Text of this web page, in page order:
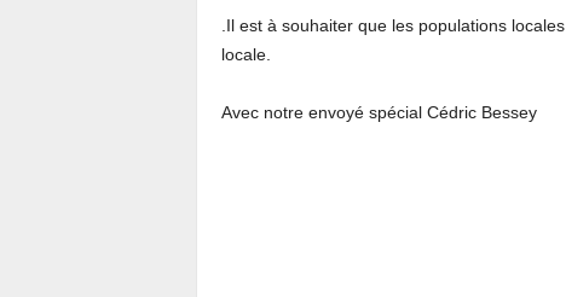
.Il est à souhaiter que les populations
locale.
Avec notre envoyé spécial Cédric Bessey